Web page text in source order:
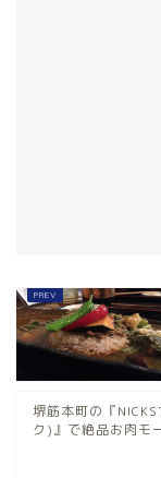
堺筋本町の『
ク)』で絶品お肉モ